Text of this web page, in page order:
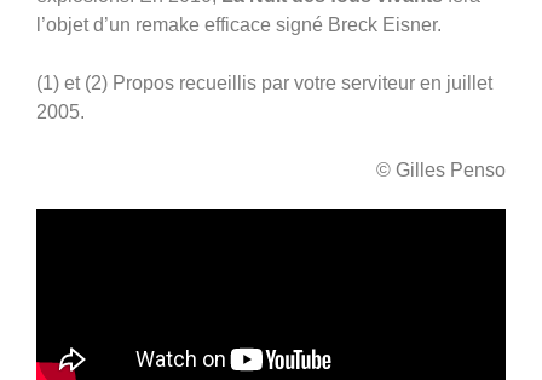
l’objet d’un remake efficace signé Breck Eisner.
(1) et (2) Propos recueillis par votre serviteur en juillet
2005.
© Gilles Penso